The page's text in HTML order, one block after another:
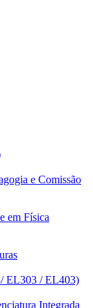
e Comissão
em Física
EL303 / EL403)
Integrada